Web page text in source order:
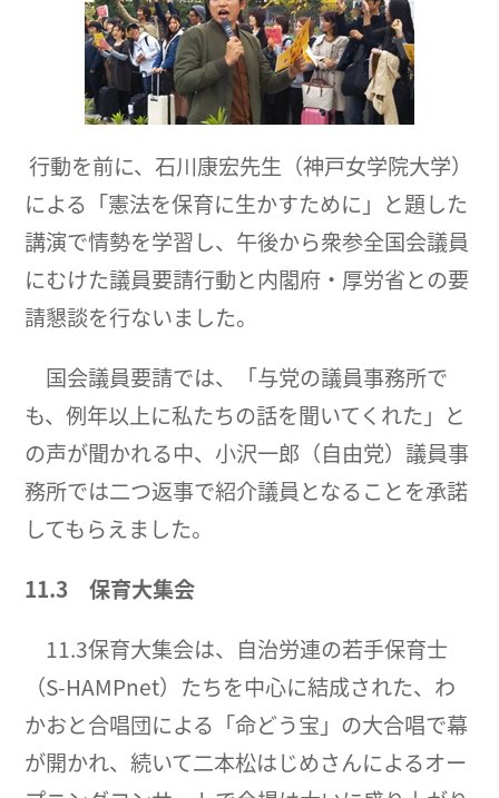
行動を前に、石川康宏先生（神戸女学院大学）
による「憲法を保育に生かすために」と題した
講演で情勢を学習し、午後から衆参全国会議員
にむけた議員要請行動と内閣府・厚労省との要
請懇談を行ないました。
国会議員要請では、「与党の議員事務所で
も、例年以上に私たちの話を聞いてくれた」と
の声が聞かれる中、小沢一郎（自由党）議員事
務所では二つ返事で紹介議員となることを承諾
してもらえました。
11.3 保育大集会
11.3保育大集会は、自治労連の若手保育士
（S-HAMPnet）たちを中心に結成された、わ
かおと合唱団による「命どう宝」の大合唱で幕
が開かれ、続いて二本松はじめさんによるオー